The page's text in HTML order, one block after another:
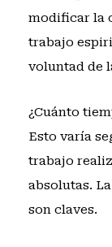
modificar la
trabajo
voluntad de
¿Cuánto
Esto varía
trabajo
absolutas.
son claves.